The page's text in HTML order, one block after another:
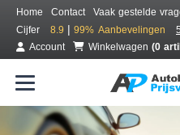
Home Contact
Vaak gestelde
Cijfer
8.9 | 99% Aanbevelingen
Account
Winkelwagen (0